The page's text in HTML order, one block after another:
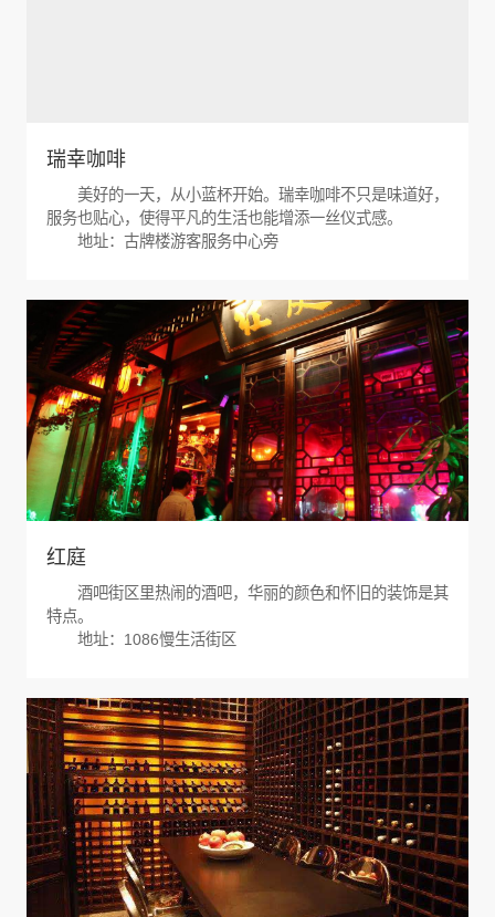
瑞幸咖啡
美好的一天，从小蓝杯开始。瑞幸咖啡不只是味道好，
服务也贴心，使得平凡的生活也能增添一丝仪式感。
地址：古牌楼游客服务中心旁
红庭
酒吧街区里热闹的酒吧，华丽的颜色和怀旧的装饰是其
特点。
地址：1086慢生活街区